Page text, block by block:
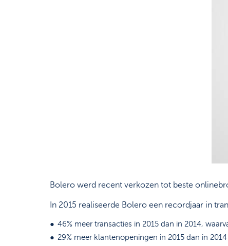
Bolero werd recent verkozen tot beste
In 2015 realiseerde Bolero een recordjaar in
46% meer transacties in 2015 dan in 2014,
29% meer klantenopeningen in 2015 dan in